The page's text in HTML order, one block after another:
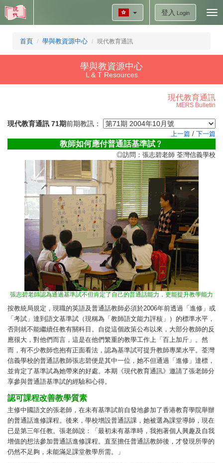
登入 Login
首頁 學與教資源中心 現代教育通訊
學與教資源中心
L & T Resources
現代教育通訊
MERS Bulletin
現代教育通訊 71期前期教訊：
上一篇 / 下一篇
教師如何應付普通話基準試﹖
◎訪問：張志碧老師 荃灣信義學校
張志碧老師認為通過基準試不但肯定了自己的普通話能力，更能提升教學能力
按教統局規定，現職的英語及普通話教師必須於2006年前透過「進修」或
「考試」達到語文基準試（現稱為「教師語文能力評核」）的標準水平，
否則就不能繼續任教有關科目。自從這個政策公布以來，大部分教師的反
應很大，對他們而言，這是在他們繁重的教學工作上「百上加斤」。然
而，有不少教師也抱有正面看法，認為基準試可提升教師專業水平。荃灣
信義學校的普通話教師張志碧便是其中一位，她不但通過「進修」達標，
並肯定了基準試為她帶來的好處。本期《現代教育通訊》邀請了張老師分
享參與普通語基準試的經驗和心得。
認可課程改善教學質素
主修中國語文的張老師，在未有基準試前自發地參加了香港教育學院舉辦
的普通話進修課程。後來，學校增設普通話課，她被選為課堂導師，現在
已是第三年任教。張老師說：「最初未有基準時，我抱著個人興趣及自我
增值的想法參加普通話進修課程。直至擔任普通話教師後，才發現所學的
仍然不足夠，未能滿足課堂教學所需。」